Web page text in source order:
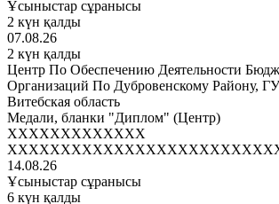
Ұсыныстар сұранысы
2 күн қалды
07.08.26
2 күн қалды
Центр По Обеспечению Деятельности
Организаций По Дубровенскому Району, ГУ
Витебская область
Медали, бланки "Диплом" (Центр)
XXXXXXXXXXXXX
14.08.26
Ұсыныстар сұранысы
6 күн қалды